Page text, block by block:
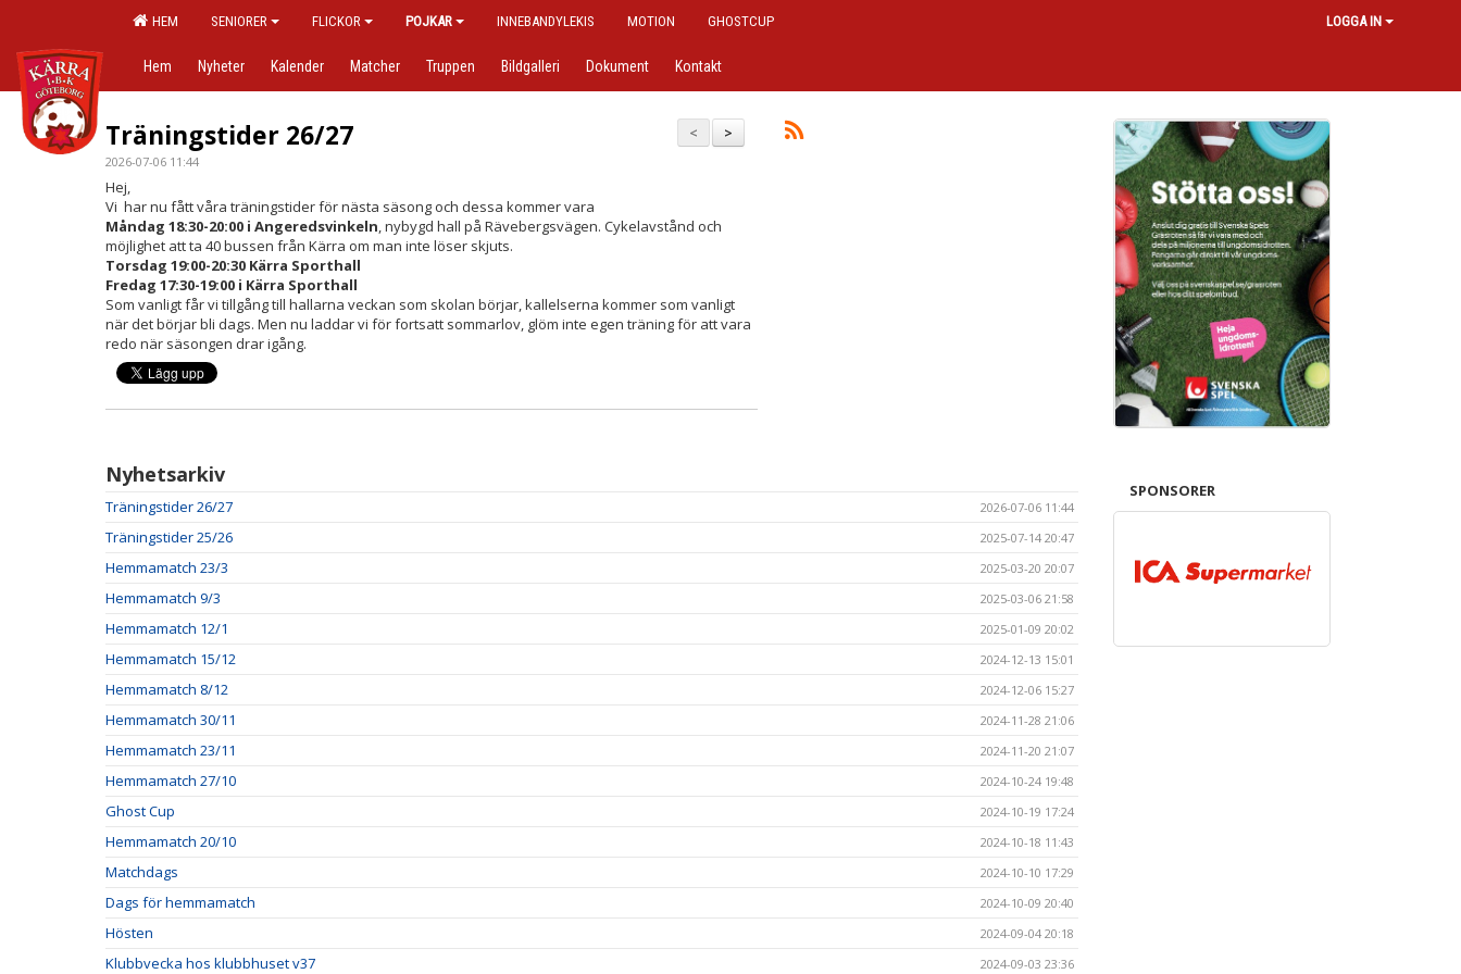
HEM SENIORER FLICKOR POJKAR INNEBANDYLEKIS MOTION GHOSTCUP LOGGA IN
Hem Nyheter Kalender Matcher Truppen Bildgalleri Dokument Kontakt
>
<
Träningstider 26/27
2026-07-06 11:44
Hej,
Vi har nu fått våra träningstider för nästa säsong och dessa kommer vara
Måndag 18:30-20:00 i Angeredsvinkeln, nybygd hall på Rävebergsvägen. Cykelavstånd och
möjlighet att ta 40 bussen från Kärra om man inte löser skjuts.
Torsdag 19:00-20:30 Kärra Sporthall
Fredag 17:30-19:00 i Kärra Sporthall
Som vanligt får vi tillgång till hallarna veckan som skolan börjar, kallelserna kommer som vanligt
när det börjar bli dags. Men nu laddar vi för fortsatt sommarlov, glöm inte egen träning för att vara
redo när säsongen drar igång.
Nyhetsarkiv
Träningstider 26/27 2026-07-06 11:44
Träningstider 25/26 2025-07-14 20:47
Hemmamatch 23/3 2025-03-20 20:07
Hemmamatch 9/3 2025-03-06 21:58
Hemmamatch 12/1 2025-01-09 20:02
Hemmamatch 15/12 2024-12-13 15:01
Hemmamatch 8/12 2024-12-06 15:27
Hemmamatch 30/11 2024-11-28 21:06
Hemmamatch 23/11 2024-11-20 21:07
Hemmamatch 27/10 2024-10-24 19:48
Ghost Cup 2024-10-19 17:24
Hemmamatch 20/10 2024-10-18 11:43
Matchdags 2024-10-10 17:29
Dags för hemmamatch 2024-10-09 20:40
Hösten 2024-09-04 20:18
Klubbvecka hos klubbhuset v37 2024-09-03 23:36
SPONSORER